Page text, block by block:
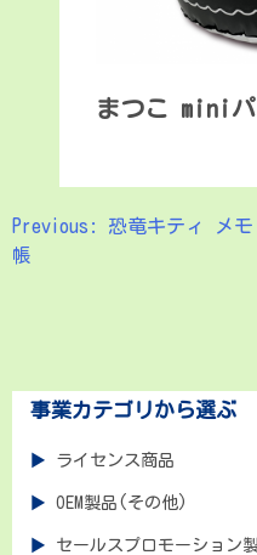
まつこ mini
投
ゲ
ー
シ
ョ
Previous:
恐竜キティ メモ
帳
事業カテゴリから選ぶ
ライセンス商品
OEM製品(その他)
セールスプロモーション